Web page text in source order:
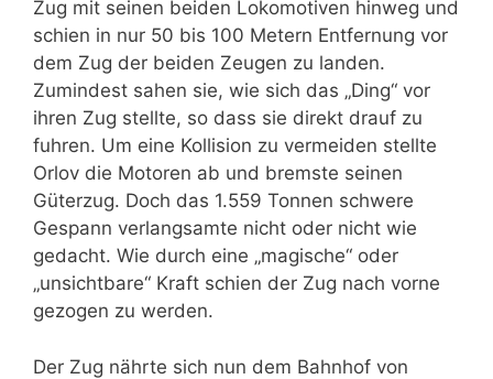
Zug mit seinen beiden Lokomotiven hinweg und
schien in nur 50 bis 100 Metern Entfernung vor
dem Zug der beiden Zeugen zu landen.
Zumindest sahen sie, wie sich das „Ding“ vor
ihren Zug stellte, so dass sie direkt drauf zu
fuhren. Um eine Kollision zu vermeiden stellte
Orlov die Motoren ab und bremste seinen
Güterzug. Doch das 1.559 Tonnen schwere
Gespann verlangsamte nicht oder nicht wie
gedacht. Wie durch eine „magische“ oder
„unsichtbare“ Kraft schien der Zug nach vorne
gezogen zu werden.
Der Zug nährte sich nun dem Bahnhof von